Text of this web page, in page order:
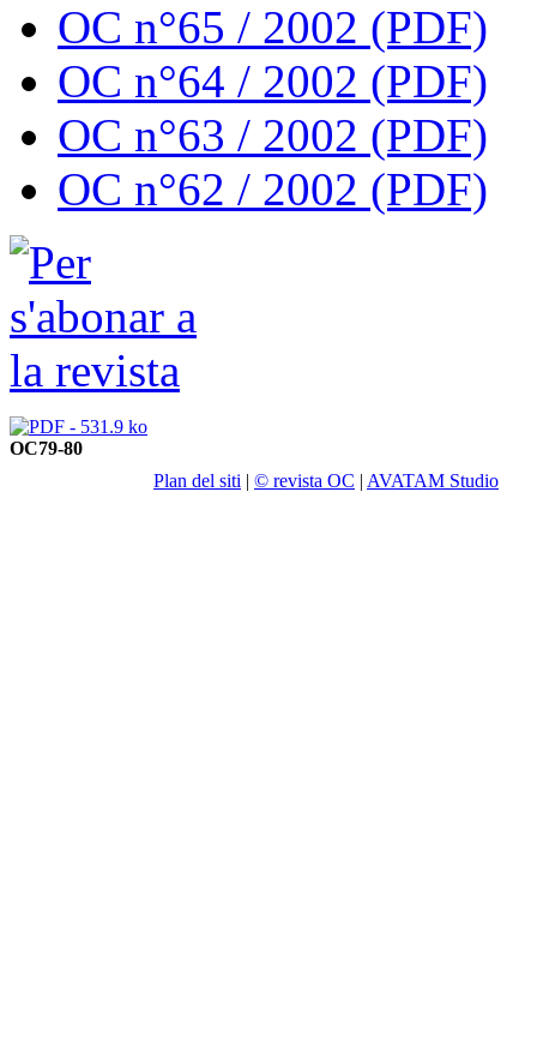
OC n°65 / 2002 (PDF)
OC n°64 / 2002 (PDF)
OC n°63 / 2002 (PDF)
OC n°62 / 2002 (PDF)
OC79-80
Plan del siti | © revista OC | AVATAM Studio